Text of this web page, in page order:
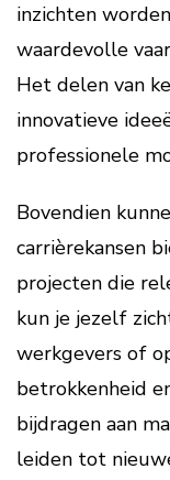
inzichten
waardevolle
Het delen van
innovatieve
professionele
Bovendien
carrièrekansen
projecten die
kun je jezelf
werkgevers of
betrokkenheid
bijdragen aan
leiden tot